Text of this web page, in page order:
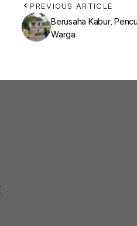
PREVIOUS ARTICLE
Berusaha Kabur,
Warga